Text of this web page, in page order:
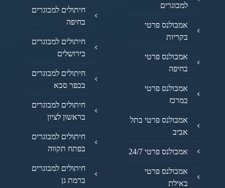
למבוגרים
אמבולנס פרטי
בקריות
אמבולנס פרטי
בחיפה
אמבולנס פרטי
במרכז
אמבולנס פרטי בתל
אביב
אמבולנס פרטי 24/7
אמבולנס פרטי
באילת
חיתולים למבוגרים
בחיפה
חיתולים למבוגרים
בירושלים
חיתולים למבוגרים
בכפר סבא
חיתולים למבוגרים
בראשון לציון
חיתולים למבוגרים
בפתח תקווה
חיתולים למבוגרים
ברמת גן